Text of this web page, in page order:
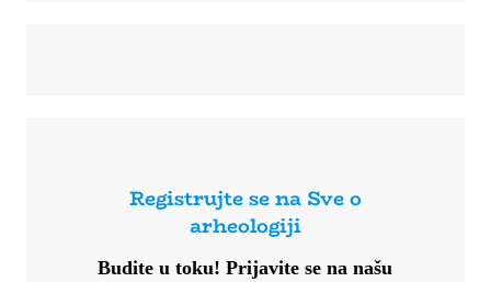
Registrujte se na Sve o
arheologiji
Budite u toku!Prijavite se na našu